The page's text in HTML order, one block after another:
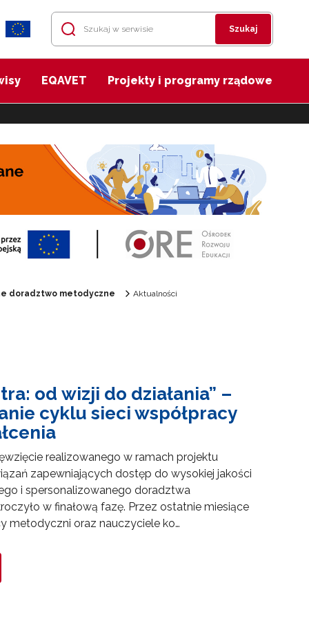
Szukaj
EQAVET Projekty i programy rządowe
językowego (CLIL)"
doradztwo metodyczne Aktualności
od wizji do działania” –
cyklu sieci współpracy
realizowanego w ramach projektu
zapewniających dostęp do wysokiej jakości
i spersonalizowanego doradztwa
w finałową fazę. Przez ostatnie miesiące
metodyczni oraz nauczyciele ko…